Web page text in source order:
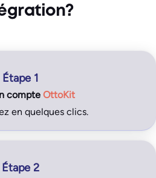
?
Étape 1
compte OttoKit
en quelques clics.
Étape 2